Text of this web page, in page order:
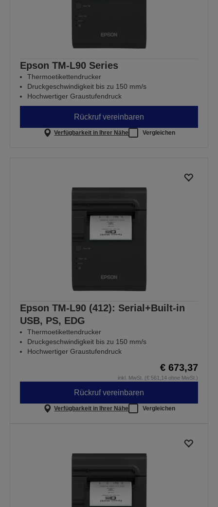
Epson TM-L90 Series
Thermoetikettendrucker
Druckgeschwindigkeit bis zu 150 mm/s
Hochwertiger Graustufendruck
Rückruf vereinbaren
Verfügbarkeit in Ihrer Nähe Vergleichen
Epson TM-L90 (412): Serial+Built-in
USB, PS, EDG
Thermoetikettendrucker
Druckgeschwindigkeit bis zu 150 mm/s
Hochwertiger Graustufendruck
€ 673,37
inkl. MwSt. (€ 561,14 ohne MwSt.)
Rückruf vereinbaren
Verfügbarkeit in Ihrer Nähe Vergleichen